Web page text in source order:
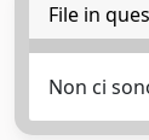
File in
Non ci